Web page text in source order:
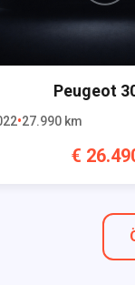
Peugeot
27.990 km
€